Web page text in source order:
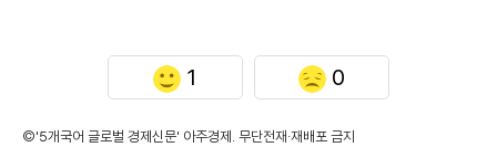
1 0
©'5개국어 글로벌 경제신문' 아주경제. 무단전재·재배포 금지